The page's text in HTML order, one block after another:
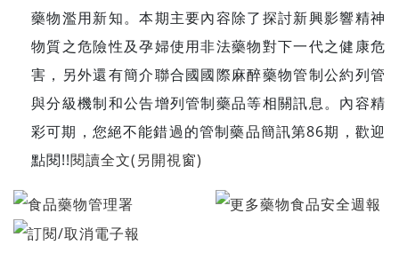
藥物濫用新知。本期主要內容除了探討新興影響精神
物質之危險性及孕婦使用非法藥物對下一代之健康危
害，另外還有簡介聯合國國際麻醉藥物管制公約列管
與分級機制和公告增列管制藥品等相關訊息。內容精
彩可期，您絕不能錯過的管制藥品簡訊第86期，歡迎
點閱!!閱讀全文(另開視窗)